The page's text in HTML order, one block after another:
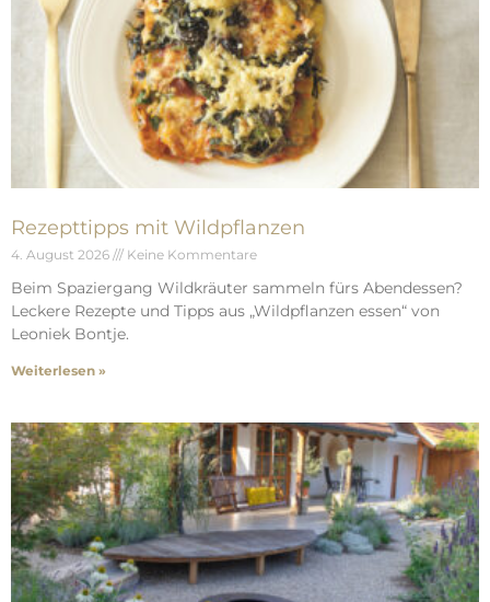
Rezepttipps mit Wildpflanzen
4. August 2026 Keine Kommentare
Beim Spaziergang Wildkräuter sammeln fürs Abendessen?
Leckere Rezepte und Tipps aus „Wildpflanzen essen“ von
Leoniek Bontje.
Weiterlesen »